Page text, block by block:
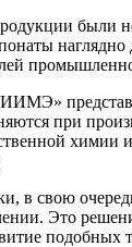
были
при
химии
в свою
Это